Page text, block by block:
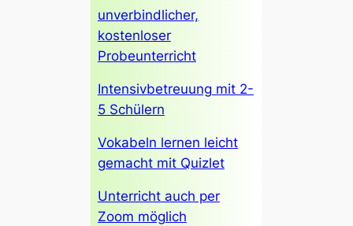
unverbindlicher,
kostenloser
Probeunterricht
Intensivbetreuung mit 2-
5 Schülern
Vokabeln lernen leicht
gemacht mit Quizlet
Unterricht auch per
Zoom möglich